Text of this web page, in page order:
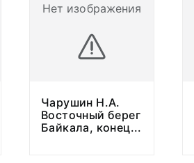
Нет изображения
Чарушин Н.А.
Восточный берег
Байкала, конец...